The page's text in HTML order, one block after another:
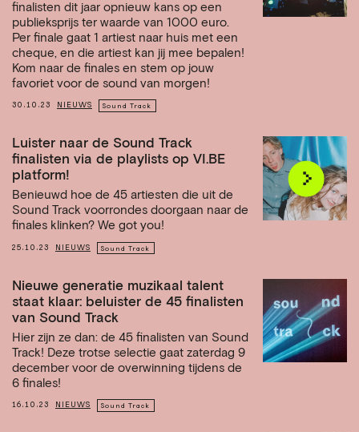
finalisten dit jaar opnieuw kans op een
publieksprijs ter waarde van 1000 euro.
Per finale gaat 1 artiest naar huis met een
cheque, en die artiest kan jij mee bepalen!
Kom naar de finales en stem op jouw
favoriet voor de sound van morgen!
30.10.23 NIEUWS Sound Track
Luister naar de Sound Track
finalisten via de playlists op VI.BE
platform!
Benieuwd hoe de 45 artiesten die uit de
Sound Track voorrondes doorgaan naar de
finales klinken? We got you!
25.10.23 NIEUWS Sound Track
Nieuwe generatie muzikaal talent
staat klaar: beluister de 45 finalisten
van Sound Track
Hier zijn ze dan: de 45 finalisten van Sound
Track! Deze trotse selectie gaat zaterdag 9
december voor de overwinning tijdens de
6 finales!
16.10.23 NIEUWS Sound Track